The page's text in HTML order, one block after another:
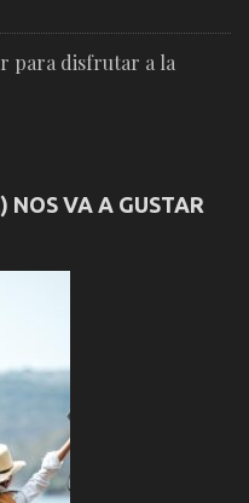
para disfrutar a la
NOS VA A GUSTAR